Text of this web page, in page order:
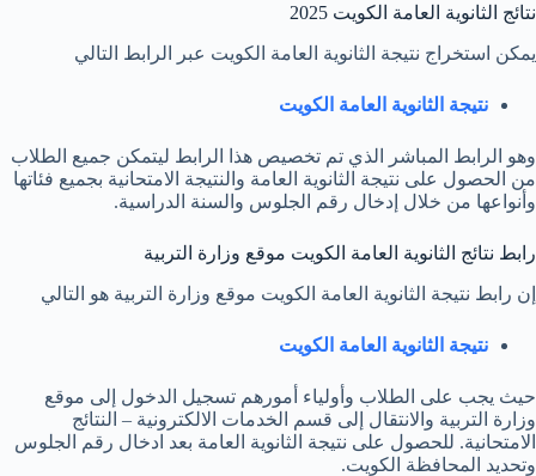
نتائج الثانوية العامة الكويت 2025
يمكن استخراج نتيجة الثانوية العامة الكويت عبر الرابط التالي
نتيجة الثانوية العامة الكويت
وهو الرابط المباشر الذي تم تخصيص هذا الرابط ليتمكن جميع الطلاب
من الحصول على نتيجة الثانوية العامة والنتيجة الامتحانية بجميع فئاتها
وأنواعها من خلال إدخال رقم الجلوس والسنة الدراسية.
رابط نتائج الثانوية العامة الكويت موقع وزارة التربية
إن رابط نتيجة الثانوية العامة الكويت موقع وزارة التربية هو التالي
نتيجة الثانوية العامة الكويت
حيث يجب على الطلاب وأولياء أمورهم تسجيل الدخول إلى موقع
وزارة التربية والانتقال إلى قسم الخدمات الالكترونية – النتائج
الامتحانية. للحصول على نتيجة الثانوية العامة بعد ادخال رقم الجلوس
وتحديد المحافظة الكويت.